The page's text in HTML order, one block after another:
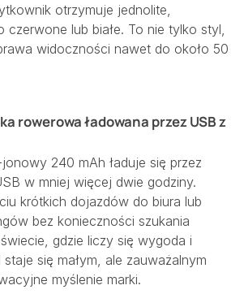
otrzymuje jednolite,
czerwone lub białe. To nie tylko styl,
widoczności nawet do około 50
rowerowa ładowana przez USB z
240 mAh ładuje się przez
w mniej więcej dwie godziny.
krótkich dojazdów do biura lub
bez konieczności szukania
gdzie liczy się wygoda i
się małym, ale zauważalnym
myślenie marki.